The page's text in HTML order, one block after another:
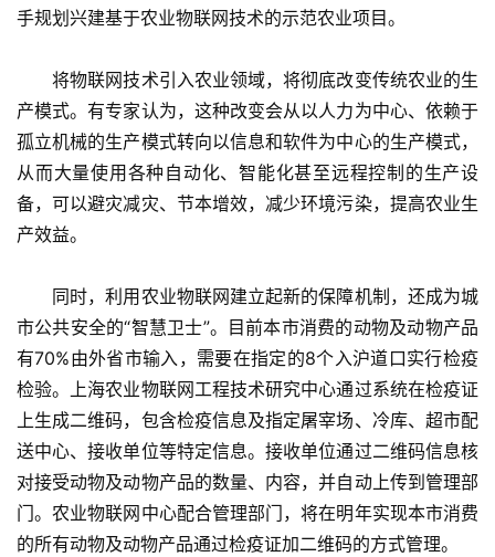
手规划兴建基于农业物联网技术的示范农业项目。
将物联网技术引入农业领域，将彻底改变传统农业的生
产模式。有专家认为，这种改变会从以人力为中心、依赖于
孤立机械的生产模式转向以信息和软件为中心的生产模式，
从而大量使用各种自动化、智能化甚至远程控制的生产设
备，可以避灾减灾、节本增效，减少环境污染，提高农业生
产效益。
同时，利用农业物联网建立起新的保障机制，还成为城
市公共安全的“智慧卫士”。目前本市消费的动物及动物产品
有70%由外省市输入，需要在指定的8个入沪道口实行检疫
检验。上海农业物联网工程技术研究中心通过系统在检疫证
上生成二维码，包含检疫信息及指定屠宰场、冷库、超市配
送中心、接收单位等特定信息。接收单位通过二维码信息核
对接受动物及动物产品的数量、内容，并自动上传到管理部
门。农业物联网中心配合管理部门，将在明年实现本市消费
的所有动物及动物产品通过检疫证加二维码的方式管理。